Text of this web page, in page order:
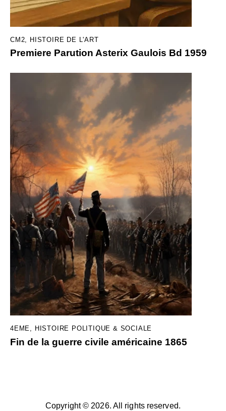
CM2 HISTOIRE DE L'ART
Premiere Parution Asterix Gaulois Bd 1959
4EME, HISTOIRE POLITIQUE & SOCIALE
Fin de la guerre civile américaine 1865
Copyright © 2026. All rights reserved.